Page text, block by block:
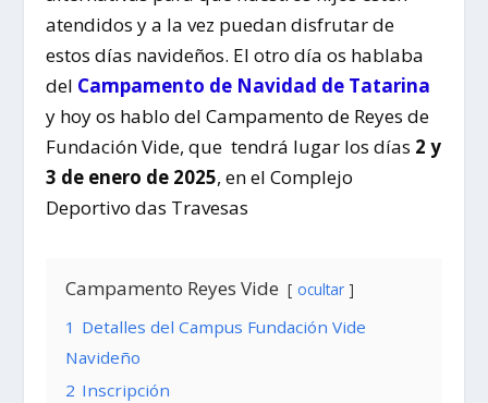
atendidos y a la vez puedan disfrutar de
estos días navideños. El otro día os hablaba
del Campamento de Navidad de Tatarina
y hoy os hablo del Campamento de Reyes de
Fundación Vide, que tendrá lugar los días 2 y
3 de enero de 2025, en el Complejo
Deportivo das Travesas
Campamento Reyes Vide ocultar
1 Detalles del Campus Fundación Vide
Navideño
2 Inscripción